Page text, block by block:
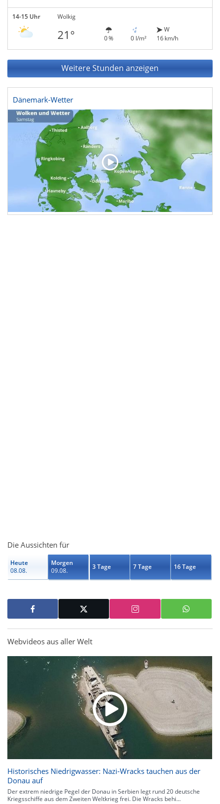
14-15 Uhr Wolkig
21° 0 % 0 l/m²
W
16 km/h
Weitere Stunden anzeigen
Dänemark-Wetter
Die Aussichten für
Heute
08.08.
Morgen
09.08.
3 Tage 7 Tage 16 Tage
Webvideos aus aller Welt
Historisches Niedrigwasser: Nazi-Wracks tauchen aus der
Donau auf
Der extrem niedrige Pegel der Donau in Serbien legt rund 20 deutsche
Kriegsschiffe aus dem Zweiten Weltkrieg frei. Die Wracks behi...